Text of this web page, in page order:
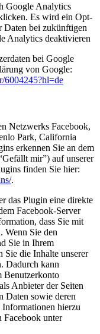
Google Analytics
Es wird ein Opt-
Daten bei zukünftigen
Analytics deaktivieren
bei Google
von Google:
6004245?hl=de
Netzwerks Facebook,
Park, California
erkennen Sie an dem
mir”) auf unserer
finden Sie hier:
.
das Plugin eine direkte
Facebook-Server
dass Sie mit
Wenn Sie den
Sie in Ihrem
Sie die Inhalte unserer
Dadurch kann
Benutzerkonto
Anbieter der Seiten
Daten sowie deren
hierzu
Facebook unter